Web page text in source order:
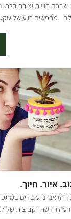
שבכם חוויית יצירה
מחפשים רגע של שקט,
להניח את הטלפונים
אצלנו כל אחד יכול
בחימר. מה מחכה לכם
טכניקות מסורתיות
הטבע: צאו איתנו למסע
טבעיים ונעבוד אותם
תרפויטית
מיוחדות מלאות אופי
עם אלמנטים מהיער
בקו נקי וטבעי.
עדינים
מתחילה בהקשבה, ולכן
לחלומות שלכם:
לצוותים שרוצים לצאת
איור. חיוך.
אנחנו עובדים